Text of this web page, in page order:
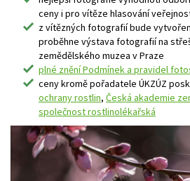
ceny i pro vítěze hlasování
z vítězných fotografií bude
proběhne výstava fotografií na
zemědělského muzea v Praze
plné znění Podmínek a pravidel
ceny kromě pořadatele ÚKZÚZ
ochrany rostlin, Česká akademie
společnost rostlinolékařská